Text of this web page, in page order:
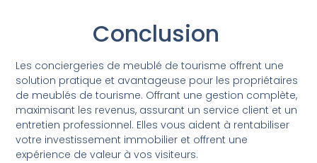
Conclusion
Les conciergeries de meublé de tourisme offrent une
solution pratique et avantageuse pour les propriétaires
de meublés de tourisme. Offrant une gestion complète,
maximisant les revenus, assurant un service client et un
entretien professionnel. Elles vous aident à rentabiliser
votre investissement immobilier et offrent une
expérience de valeur à vos visiteurs.